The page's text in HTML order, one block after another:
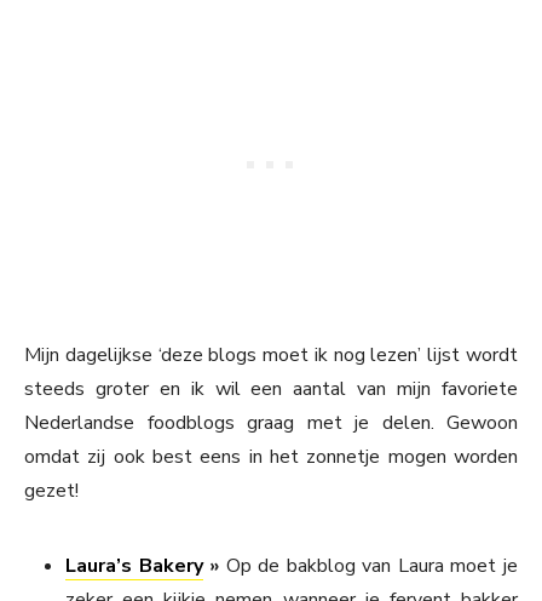
Mijn dagelijkse ‘deze blogs moet ik nog lezen’ lijst wordt
steeds groter en ik wil een aantal van mijn favoriete
Nederlandse foodblogs graag met je delen. Gewoon
omdat zij ook best eens in het zonnetje mogen worden
gezet!
Laura’s Bakery» Op de bakblog van Laura moet je